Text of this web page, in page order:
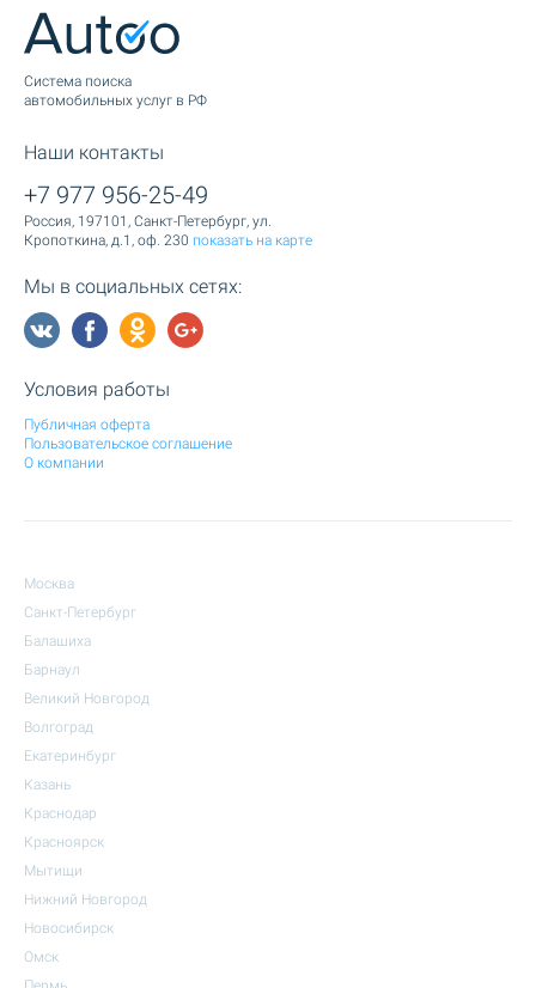
Cистема поиска
автомобильных услуг в РФ
Наши контакты
+7 977 956-25-49
Россия, 197101, Санкт-Петербург, ул.
Кропоткина, д.1, оф. 230 показать на карте
Мы в социальных сетях:
Условия работы
Публичная оферта
Пользовательское соглашение
О компании
Москва
Санкт-Петербург
Балашиха
Барнаул
Великий Новгород
Волгоград
Екатеринбург
Казань
Краснодар
Красноярск
Мытищи
Нижний Новгород
Новосибирск
Омск